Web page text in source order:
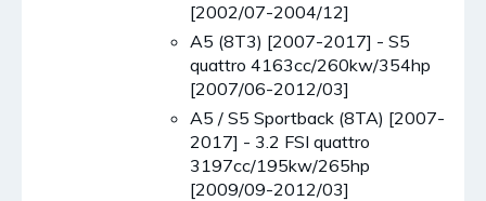
[2002/07-2004/12]
A5 (8T3) [2007-2017] - S5
quattro 4163cc/260kw/354hp
[2007/06-2012/03]
A5 / S5 Sportback (8TA) [2007-
2017] - 3.2 FSI quattro
3197cc/195kw/265hp
[2009/09-2012/03]